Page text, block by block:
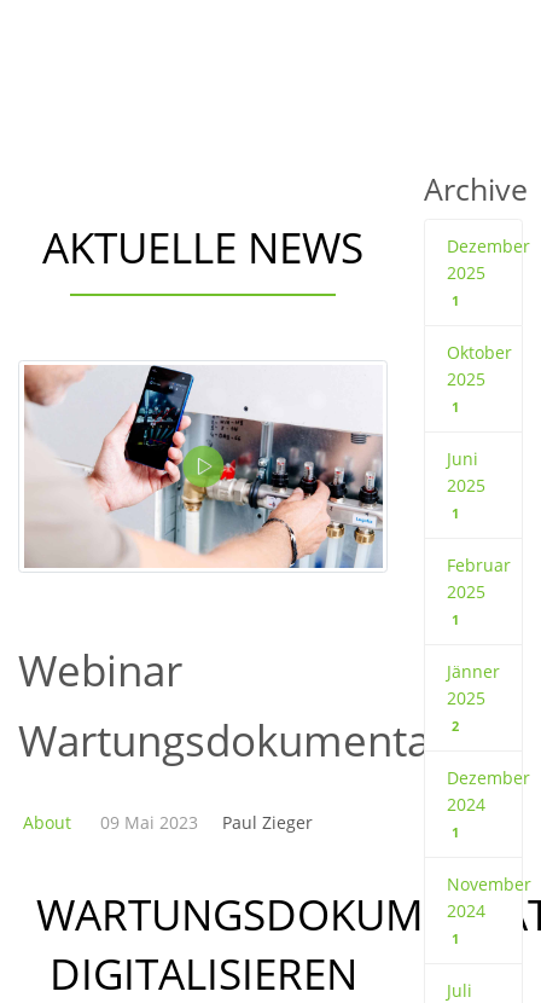
AKTUELLE NEWS
Webinar
Wartungsdokumentation
About 09 Mai 2023 Paul Zieger
DIGITALISIEREN
Archive
Dezember
2025
1
Oktober
2025
1
Juni
2025
1
Februar
2025
1
Jänner
2025
2
Dezember
2024
1
November
2024
1
Juli